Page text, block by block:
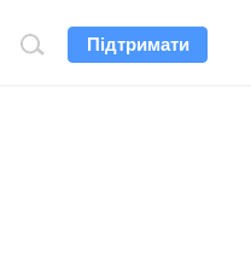
Підтримати
Пошук